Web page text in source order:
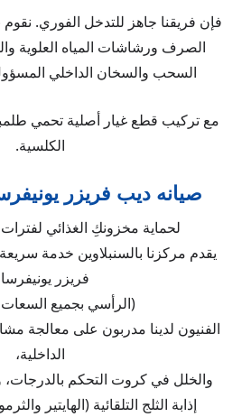
فإن فريقنا جاهز للتدخل الفوري.
الصرف ورشاشات المياه العلوية
السحب والسخان الداخلي
مع تركيب قطع غيار أصلية تحمي
الكلسية.
صيانه ديب فريزر
لحماية مخزونكِ الغذائي
يقدم مركزنا بالسنبلاوين خدمة
فريزر
(الرأسي بجميع السعات
الفنيون لدينا مدربون على معالجة
الداخلية،
والخلل في كروت التحكم
إذابة الثلج التلقائية (الهايتير